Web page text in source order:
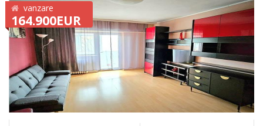
vanzare
164.900EUR